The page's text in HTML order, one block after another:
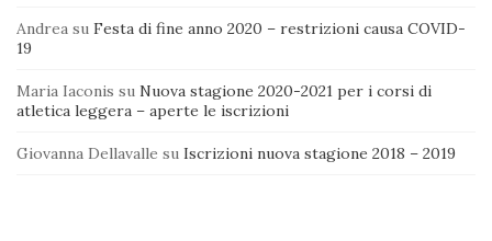
Andrea su Festa di fine anno 2020 – restrizioni causa COVID-
19
Maria Iaconis su Nuova stagione 2020-2021 per i corsi di
atletica leggera – aperte le iscrizioni
Giovanna Dellavalle su Iscrizioni nuova stagione 2018 – 2019